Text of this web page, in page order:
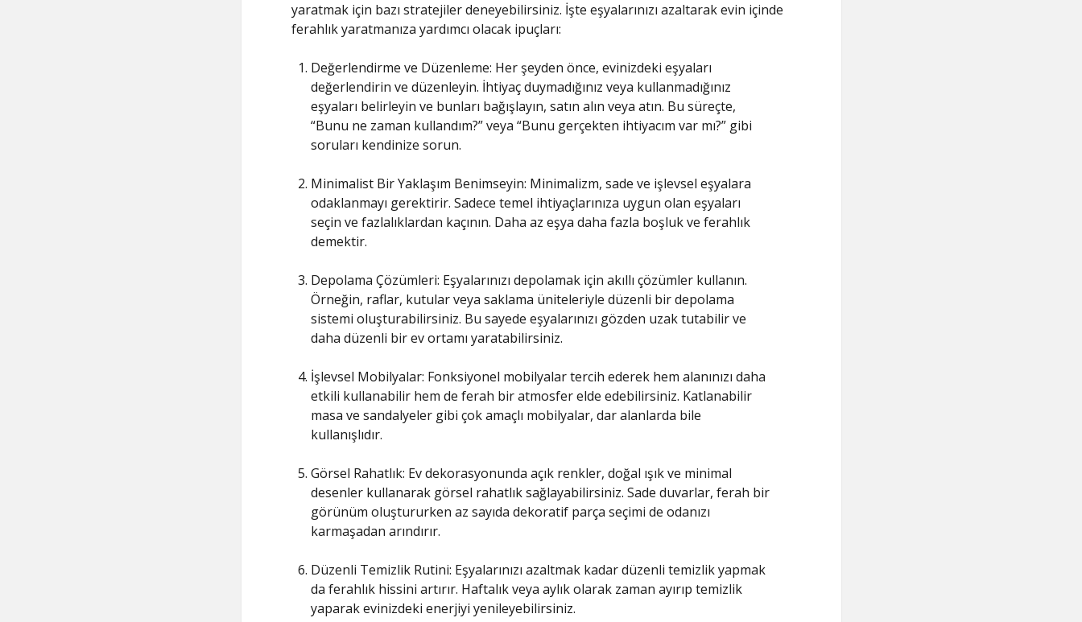
yaratmak için bazı stratejiler deneyebilirsiniz. İşte eşyalarınızı azaltarak evin içinde
ferahlık yaratmanıza yardımcı olacak ipuçları:
Değerlendirme ve Düzenleme: Her şeyden önce, evinizdeki eşyaları
değerlendirin ve düzenleyin. İhtiyaç duymadığınız veya kullanmadığınız
eşyaları belirleyin ve bunları bağışlayın, satın alın veya atın. Bu süreçte,
“Bunu ne zaman kullandım?” veya “Bunu gerçekten ihtiyacım var mı?” gibi
soruları kendinize sorun.
Minimalist Bir Yaklaşım Benimseyin: Minimalizm, sade ve işlevsel eşyalara
odaklanmayı gerektirir. Sadece temel ihtiyaçlarınıza uygun olan eşyaları
seçin ve fazlalıklardan kaçının. Daha az eşya daha fazla boşluk ve ferahlık
demektir.
Depolama Çözümleri: Eşyalarınızı depolamak için akıllı çözümler kullanın.
Örneğin, raflar, kutular veya saklama üniteleriyle düzenli bir depolama
sistemi oluşturabilirsiniz. Bu sayede eşyalarınızı gözden uzak tutabilir ve
daha düzenli bir ev ortamı yaratabilirsiniz.
İşlevsel Mobilyalar: Fonksiyonel mobilyalar tercih ederek hem alanınızı daha
etkili kullanabilir hem de ferah bir atmosfer elde edebilirsiniz. Katlanabilir
masa ve sandalyeler gibi çok amaçlı mobilyalar, dar alanlarda bile
kullanışlıdır.
Görsel Rahatlık: Ev dekorasyonunda açık renkler, doğal ışık ve minimal
desenler kullanarak görsel rahatlık sağlayabilirsiniz. Sade duvarlar, ferah bir
görünüm oluştururken az sayıda dekoratif parça seçimi de odanızı
karmaşadan arındırır.
Düzenli Temizlik Rutini: Eşyalarınızı azaltmak kadar düzenli temizlik yapmak
da ferahlık hissini artırır. Haftalık veya aylık olarak zaman ayırıp temizlik
yaparak evinizdeki enerjiyi yenileyebilirsiniz.